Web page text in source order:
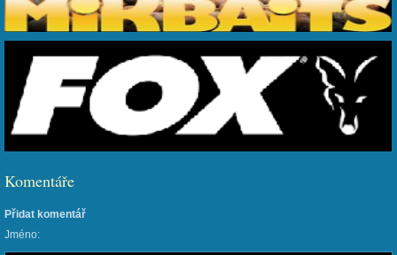
Komentáře
Přidat komentář
Jméno: